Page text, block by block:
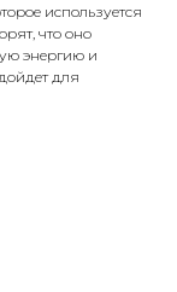
используется
что оно
энергию и
для